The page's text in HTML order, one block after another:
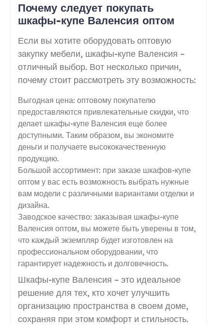
Почему следует покупать
шкафы-купе Валенсия оптом
Если вы хотите оборудовать оптовую
закупку мебели, шкафы-купе Валенсия –
отличный выбор. Вот несколько причин,
почему стоит рассмотреть эту возможность:
Выгодная цена: оптовому покупателю
предоставляются привлекательные скидки, что
делает шкафы-купе Валенсия еще более
доступными. Таким образом, вы экономите
деньги и получаете высококачественную
продукцию.
Большой ассортимент: при заказе шкафов-купе
оптом у вас есть возможность выбрать нужные
вам модели с различными вариантами отделки и
дизайна.
Заводское качество: заказывая шкафы-купе
Валенсия оптом, вы можете быть уверены в том,
что каждый экземпляр будет изготовлен на
профессиональном оборудовании, что
гарантирует надежность и долговечность.
Шкафы-купе Валенсия – это идеальное
решение для тех, кто хочет улучшить
организацию пространства в своем доме,
сохраняя при этом комфорт и стильность.